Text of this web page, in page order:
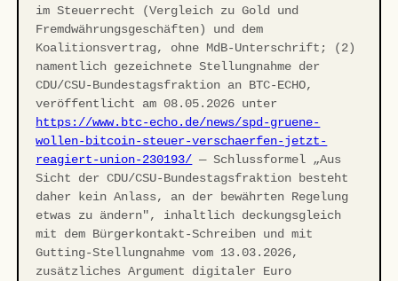
im Steuerrecht (Vergleich zu Gold und
Fremdwährungsgeschäften) und dem
Koalitionsvertrag, ohne MdB-Unterschrift; (2)
namentlich gezeichnete Stellungnahme der
CDU/CSU-Bundestagsfraktion an BTC-ECHO,
veröffentlicht am 08.05.2026 unter
https://www.btc-echo.de/news/spd-gruene-
wollen-bitcoin-steuer-verschaerfen-jetzt-
reagiert-union-230193/ — Schlussformel „Aus
Sicht der CDU/CSU-Bundestagsfraktion besteht
daher kein Anlass, an der bewährten Regelung
etwas zu ändern", inhaltlich deckungsgleich
mit dem Bürgerkontakt-Schreiben und mit
Gutting-Stellungnahme vom 13.03.2026,
zusätzliches Argument digitaler Euro